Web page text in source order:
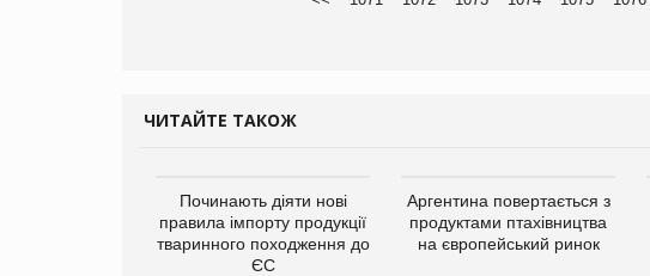
ЧИТАЙТЕ ТАКОЖ
Починають діяти нові
правила імпорту продукції
тваринного походження до
ЄС
Аргентина повертається з
продуктами птахівництва
на європейський ринок